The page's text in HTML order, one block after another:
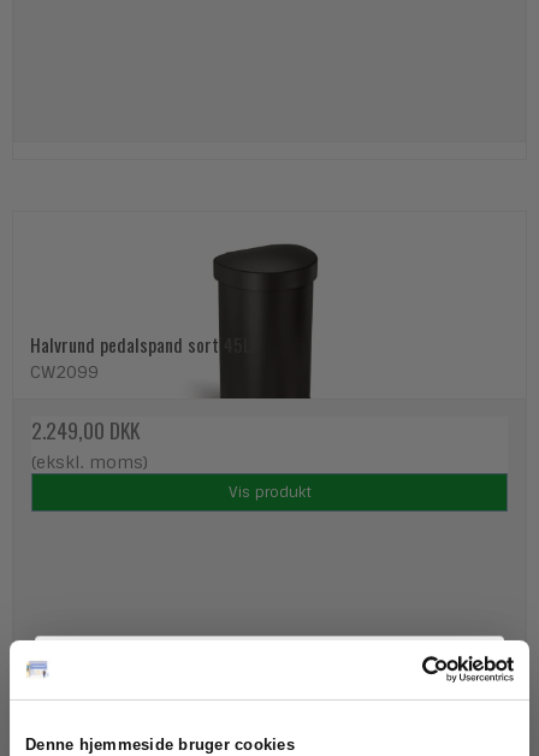
Denne hjemmeside bruger cookies
Halvrund pedalspand sort 45L
CW2099
2.249,00 DKK
(ekskl. moms)
Vis produkt